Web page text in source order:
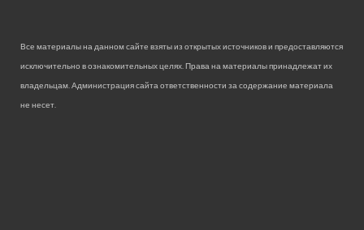
Все материалы на данном сайте взяты из открытых источников и предоставляются
исключительно в ознакомительных целях. Права на материалы принадлежат их
владельцам. Администрация сайта ответственности за содержание материала
не несет.